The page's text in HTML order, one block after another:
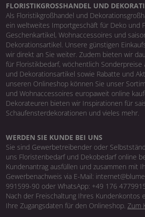
FLORISTIKGROSSHANDEL UND
Als Floristikgroßhandel und
ein weltweites Importgeschäft für Deko und
Geschenkartikel, Wohnaccessoires und
Dekorationsartikel. Unsere günstigen
wir direkt an Sie weiter. Zudem bieten wir
für Floristikbedarf, wöchentlich Sonderpreise
und Dekorationsartikel sowie Rabatte und
unseren Onlineshop können Sie unser
und Wohnaccessoires europaweit online
Dekorateuren bieten wir Inspirationen für
Schaufensterdekorationen und vieles mehr.
WERDEN SIE KUNDE BEI UNS
Sie sind Gewerbetreibender oder
uns Floristenbedarf und Dekobedarf online
Kundenantrag ausfüllen und zusammen mit
Gewerbenachweis via E-Mail:
991599-90 oder WhatsApp: +49 176
Nach der Freischaltung Ihres Kundenkontos
Ihre Zugangsdaten für den Onlineshop. Zum